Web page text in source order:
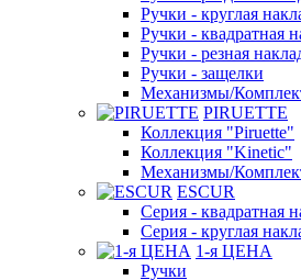
Ручки - круглая
Ручки - квадратная
Ручки - резная
Ручки - защелки
Механизмы/
PIRUETTE
Коллекция "Piruette"
Коллекция "Kinetic"
Механизмы/
ESCUR
Серия - квадратная
Серия - круглая
1-я ЦЕНА
Ручки